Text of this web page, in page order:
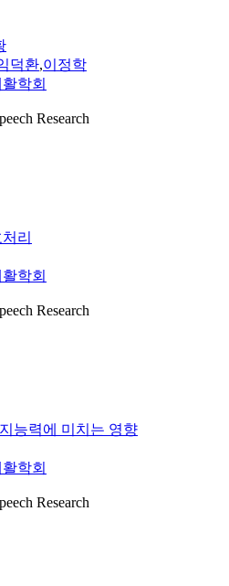
덕환,이정학
학회
Research
리
학회
Research
능력에 미치는 영향
학회
Research